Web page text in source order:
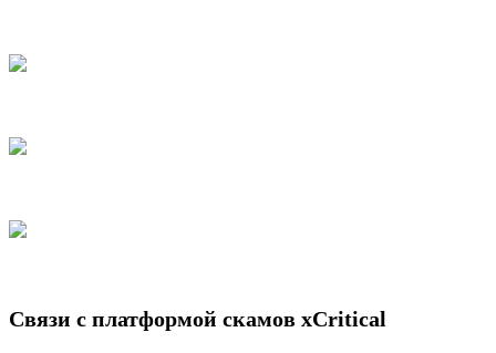
Связи с платформой скамов xCritical